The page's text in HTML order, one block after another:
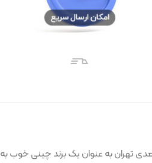
عنوان یک برند چینی خوب به شمار می رود.